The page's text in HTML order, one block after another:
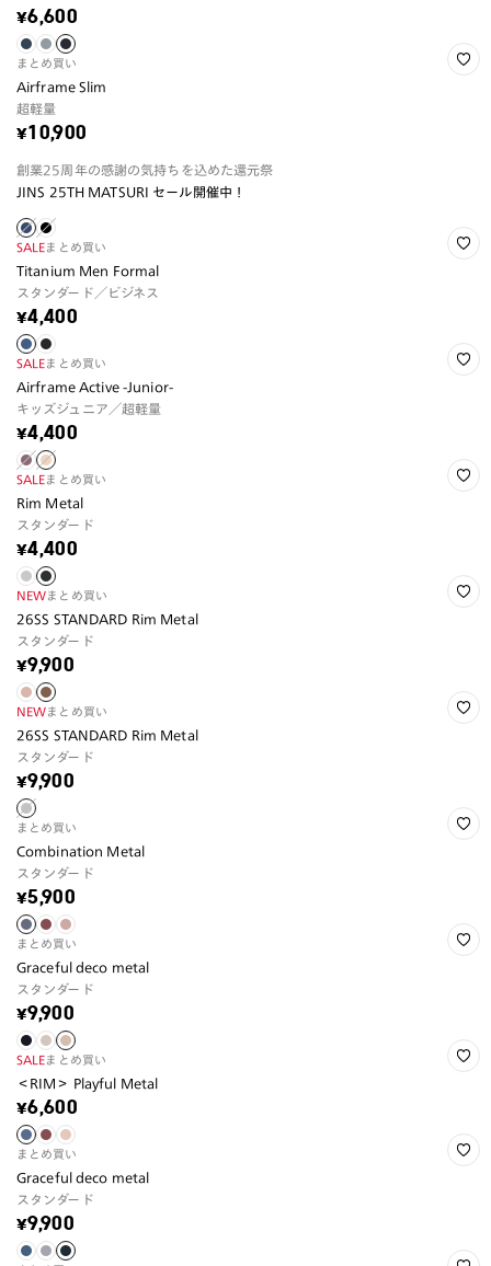
¥6,600
まとめ買い
Airframe Slim
超軽量
¥10,900
創業25周年の感謝の気持ちを込めた還元祭
JINS 25TH MATSURI セール開催中！
SALEまとめ買い
Titanium Men Formal
スタンダード／ビジネス
¥4,400
SALEまとめ買い
Airframe Active -Junior-
キッズジュニア／超軽量
¥4,400
SALEまとめ買い
Rim Metal
スタンダード
¥4,400
NEWまとめ買い
26SS STANDARD Rim Metal
スタンダード
¥9,900
NEWまとめ買い
26SS STANDARD Rim Metal
スタンダード
¥9,900
まとめ買い
Combination Metal
スタンダード
¥5,900
まとめ買い
Graceful deco metal
スタンダード
¥9,900
SALEまとめ買い
＜RIM＞ Playful Metal
¥6,600
まとめ買い
Graceful deco metal
スタンダード
¥9,900